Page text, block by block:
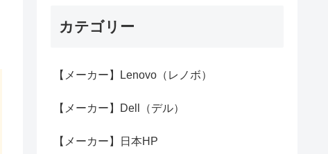
カテゴリー
【メーカー】Lenovo（レノボ）
【メーカー】Dell（デル）
【メーカー】日本HP